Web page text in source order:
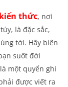
thức, nơi
là đặc sắc,
tới. Hãy biến
suốt đời
một quyển ghi
được viết ra